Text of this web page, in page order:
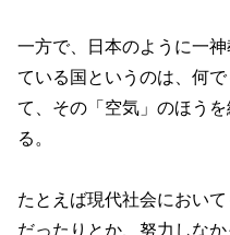
一方で、日本のように一
ている国というのは、何
て、その「空気」のほう
る。
たとえば現代社会におい
だったりとか、努力しな